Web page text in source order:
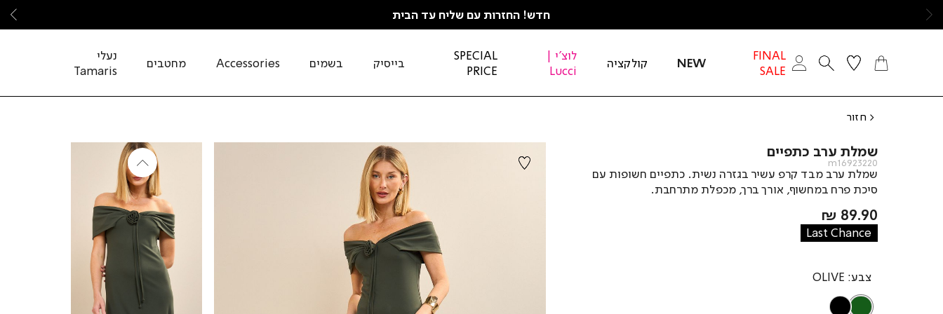
חדש! החזרות עם שליח עד הבית
FINAL
SALE
NEW קולקציה
לוצ'י |
Lucci
SPECIAL
PRICE
בייסיק בשמים Accessories מחטבים
נעלי
Tamaris
חזור
שמלת ערב כתפיים
m16923220
שמלת ערב מבד קרפ עשיר בגזרה נשית. כתפיים חשופות עם
סיכת פרח במחשוף, אורך ברך, מכפלת מתרחבת.
מחיר
מוצר
89.90 ₪
Last Chance
צבע OLIVE
OLIVE
BLACK